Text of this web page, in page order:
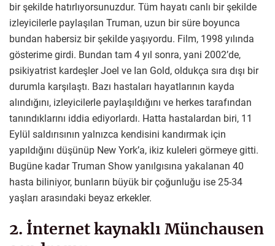
bir şekilde hatırlıyorsunuzdur. Tüm hayatı canlı bir şekilde
izleyicilerle paylaşılan Truman, uzun bir süre boyunca
bundan habersiz bir şekilde yaşıyordu. Film, 1998 yılında
gösterime girdi. Bundan tam 4 yıl sonra, yani 2002’de,
psikiyatrist kardeşler Joel ve Ian Gold, oldukça sıra dışı bir
durumla karşılaştı. Bazı hastaları hayatlarının kayda
alındığını, izleyicilerle paylaşıldığını ve herkes tarafından
tanındıklarını iddia ediyorlardı. Hatta hastalardan biri, 11
Eylül saldırısının yalnızca kendisini kandırmak için
yapıldığını düşünüp New York’a, ikiz kuleleri görmeye gitti.
Bugüne kadar Truman Show yanılgısına yakalanan 40
hasta biliniyor, bunların büyük bir çoğunluğu ise 25-34
yaşları arasındaki beyaz erkekler.
2. İnternet kaynaklı Münchausen